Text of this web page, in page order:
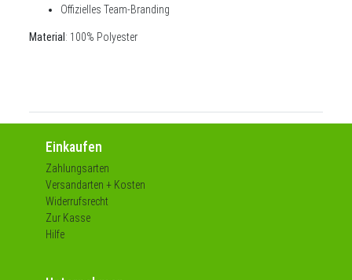
Offizielles Team-Branding
Material : 100% Polyester
Einkaufen
Zahlungsarten
Versandarten + Kosten
Widerrufsrecht
Zur Kasse
Hilfe